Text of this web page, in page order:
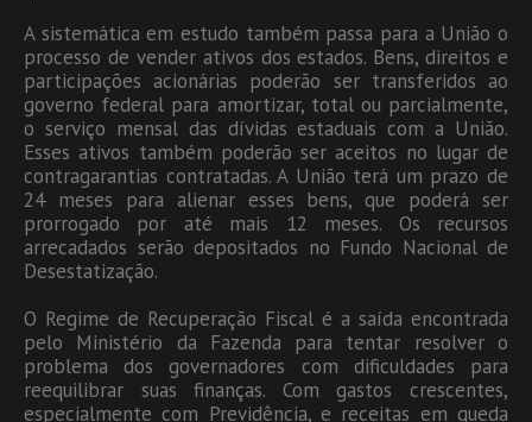
A sistemática em estudo também passa para a União o
processo de vender ativos dos estados. Bens, direitos e
participações acionárias poderão ser transferidos ao
governo federal para amortizar, total ou parcialmente,
o serviço mensal das dívidas estaduais com a União.
Esses ativos também poderão ser aceitos no lugar de
contragarantias contratadas. A União terá um prazo de
24 meses para alienar esses bens, que poderá ser
prorrogado por até mais 12 meses. Os recursos
arrecadados serão depositados no Fundo Nacional de
Desestatização.
O Regime de Recuperação Fiscal é a saída encontrada
pelo Ministério da Fazenda para tentar resolver o
problema dos governadores com dificuldades para
reequilibrar suas finanças. Com gastos crescentes,
especialmente com Previdência, e receitas em queda